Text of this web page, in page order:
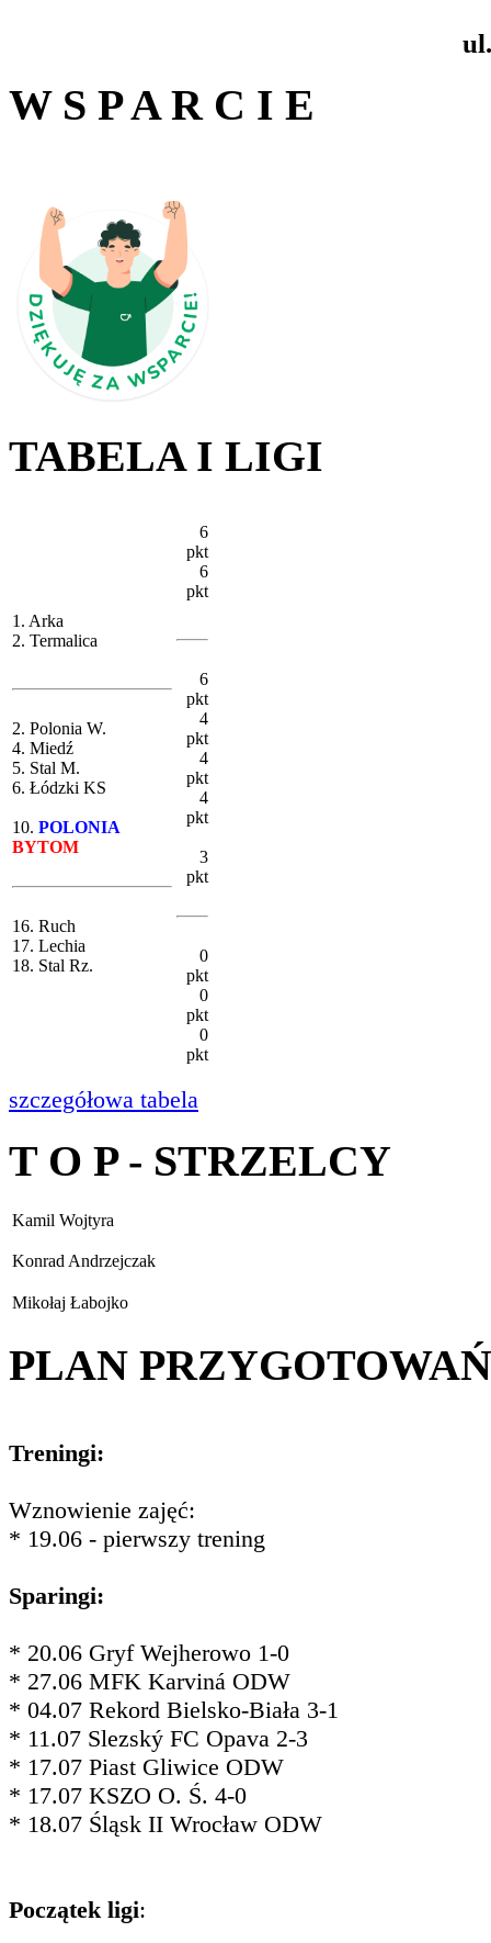
W S P A R C I E
TABELA I LIGI
1. Arka
2. Termalica
2. Polonia W.
4. Miedź
5. Stal M.
6. Łódzki KS
10. POLONIA
BYTOM
16. Ruch
17. Lechia
18. Stal Rz.
6
pkt
6
pkt
6
pkt
4
pkt
4
pkt
4
pkt
3
pkt
0
pkt
0
pkt
0
pkt
szczegółowa tabela
T O P - STRZELCY
Kamil Wojtyra
Konrad Andrzejczak
Mikołaj Łabojko
PLAN PRZYGOTOWAŃ
Treningi:
Wznowienie zajęć:
* 19.06 - pierwszy trening
Sparingi:
* 20.06 Gryf Wejherowo 1-0
* 27.06 MFK Karviná ODW
* 04.07 Rekord Bielsko-Biała 3-1
* 11.07 Slezský FC Opava 2-3
* 17.07 Piast Gliwice ODW
* 17.07 KSZO O. Ś. 4-0
* 18.07 Śląsk II Wrocław ODW
Początek ligi: